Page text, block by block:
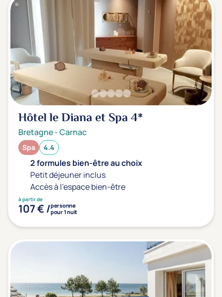
Hôtel le Diana et Spa4*
Bretagne-Carnac
Spa 4.4
2 formules bien-être au choix
Petit déjeuner inclus
Accès à l'espace bien-être
à partir de
107 € /personne
pour 1 nuit